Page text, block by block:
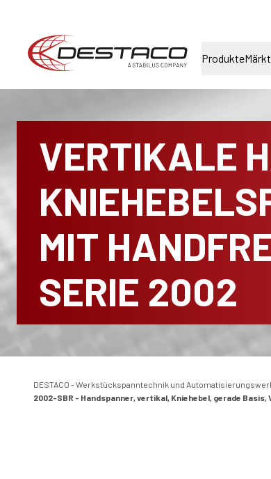
Produkte
VERTIKALE
MIT
SERIE 2002
DESTACO - Werkstückspanntechnik und
2002-SBR - Handspanner, vertikal, Kniehebel, gerade